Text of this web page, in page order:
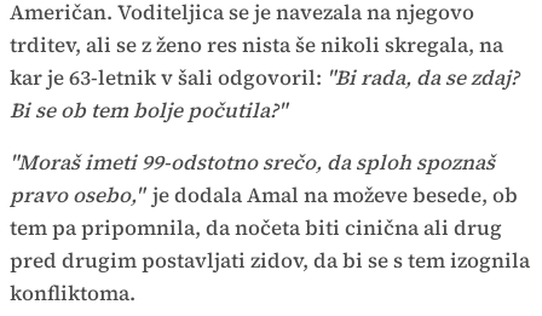
Američan. Voditeljica se je navezala na njegovo
trditev, ali se z ženo res nista še nikoli skregala, na
kar je 63-letnik v šali odgovoril: "Bi rada, da se zdaj?
Bi se ob tem bolje počutila?"
"Moraš imeti 99-odstotno srečo, da sploh spoznaš
pravo osebo," je dodala Amal na moževe besede, ob
tem pa pripomnila, da nočeta biti cinična ali drug
pred drugim postavljati zidov, da bi se s tem izognila
konfliktoma.